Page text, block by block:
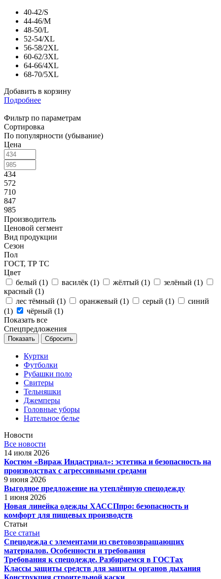
40-42/S
44-46/M
48-50/L
52-54/XL
56-58/2XL
60-62/3XL
64-66/4XL
68-70/5XL
Добавить в корзину
Подробнее
Фильтр по параметрам
Сортировка
По популярности (убывание)
Цена
434
572
710
847
985
Производитель
Ценовой сегмент
Вид продукции
Сезон
Пол
ГОСТ, ТР ТС
Цвет
белый (1) василёк (1) жёлтый (1) зелёный (1)
красный (1)
лес тёмный (1) оранжевый (1) серый (1)
синий
(1) чёрный (1)
Показать все
Спецпредложения
Сбросить
Куртки
Футболки
Рубашки поло
Свитеры
Тельняшки
Джемперы
Головные уборы
Нательное белье
Новости
Все новости
14 июля 2026
Костюм «Вираж Индастриал»: эстетика и безопасность на
производствах с агрессивными средами
9 июня 2026
Выгодное предложение на утеплённую спецодежду
1 июня 2026
Новая линейка одежды ХАССПпро: безопасность и
комфорт для пищевых производств
Статьи
Все статьи
Спецодежда с элементами из световозвращающих
материалов. Особенности и требования
Требования к спецодежде. Разбираемся в ГОСТах
Классы защиты средств для защиты органов дыхания
Конструкция строительной каски